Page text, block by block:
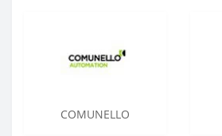
COMUNELLO